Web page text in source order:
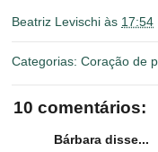
Beatriz Levischi às 17:54
Categorias: Coração de
10 comentários:
Bárbara disse...